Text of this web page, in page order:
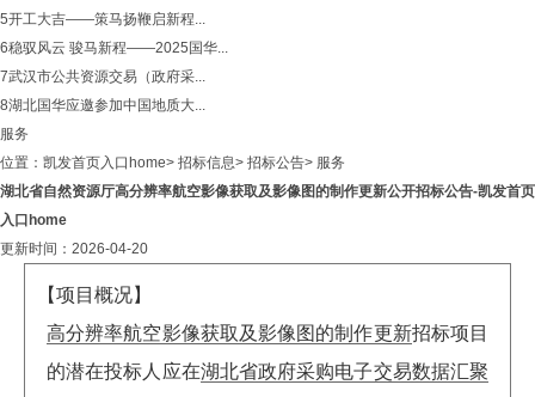
5开工大吉——策马扬鞭启新程...
6稳驭风云 骏马新程——2025国华...
7武汉市公共资源交易（政府采...
8湖北国华应邀参加中国地质大...
服务
位置： 凯发首页入口home> 招标信息> 招标公告> 服务
湖北省自然资源厅高分辨率航空影像获取及影像图的制作更新公开招标公告-凯发首页
入口home
更新时间：2026-04-20
【项目概况】
高分辨率航空影像获取及影像图的制作更新招标项目
的潜在投标人应在湖北省政府采购电子交易数据汇聚